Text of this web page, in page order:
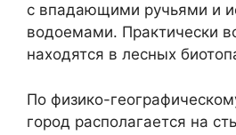
с впадающими ручьями и
водоемами. Практически
находятся в лесных
По физико-
город располагается на